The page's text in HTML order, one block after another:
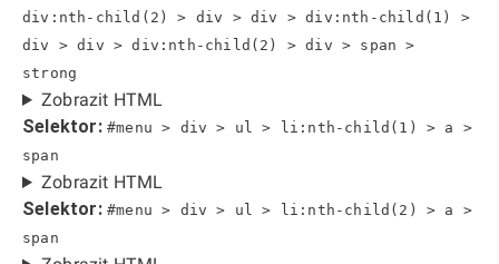
div:nth-child(2) > div > div > div:nth-child(1) >
div > div > div:nth-child(2) > div > span >
strong
Zobrazit HTML
Selektor: #menu > div > ul > li:nth-child(1) > a >
span
Zobrazit HTML
Selektor: #menu > div > ul > li:nth-child(2) > a >
span